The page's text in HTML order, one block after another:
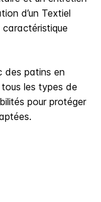
d’un Textiel
caractéristique
des patins en
les types de
pour protéger